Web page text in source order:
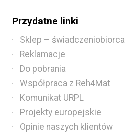
Przydatne linki
Sklep – świadczeniobiorca
Reklamacje
Do pobrania
Współpraca z Reh4Mat
Komunikat URPL
Projekty europejskie
Opinie naszych klientów